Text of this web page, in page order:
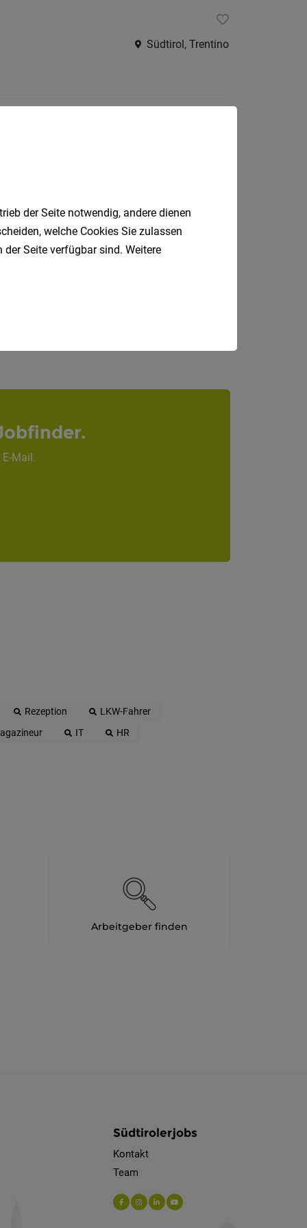
Südtirol, Trentino
Mail.
Rezeption
LKW-Fahrer
IT
HR
Arbeitgeber finden
Südtirolerjobs
Kontakt
Team
der Seite notwendig, andere dienen
welche Cookies Sie zulassen
Seite verfügbar sind. Weitere